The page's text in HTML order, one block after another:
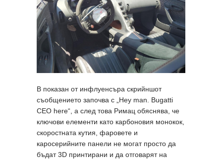
В показан от инфлуенсъра скрийншот
съобщението започва с „Hey man. Bugatti
CEO here“, а след това Римац обяснява, че
ключови елементи като карбоновия монокок,
скоростната кутия, фаровете и
каросерийните панели не могат просто да
бъдат 3D принтирани и да отговарят на